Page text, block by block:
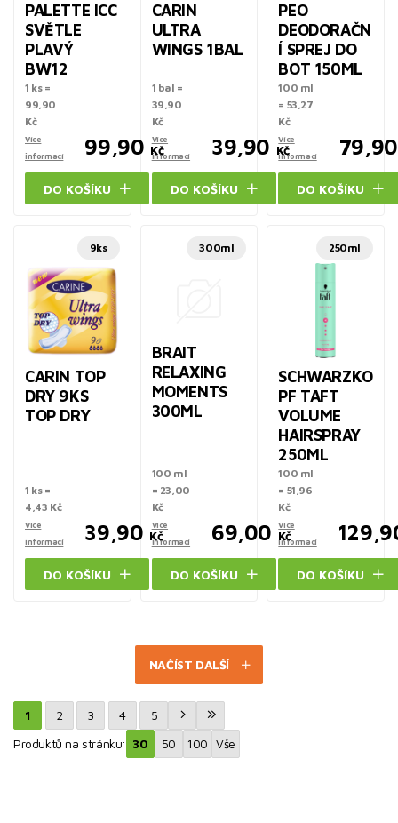
PALETTE ICC
SVĚTLE
PLAVÝ
BW12
1 ks =
99,90
Kč
Více
informací
99,90 Kč
DO KOŠÍKU
CARIN
ULTRA
WINGS 1BAL
1 bal =
39,90
Kč
Více
informací
39,90 Kč
DO KOŠÍKU
PEO
DEODORAČN
Í SPREJ DO
BOT 150ML
100 ml
= 53,27
Kč
Více
informací
79,90
DO KOŠÍKU
9ks
CARIN TOP
DRY 9KS
TOP DRY
1 ks =
4,43 Kč
Více
informací
39,90 Kč
DO KOŠÍKU
300ml
BRAIT
RELAXING
MOMENTS
300ML
100 ml
= 23,00
Kč
Více
informací
69,00 Kč
DO KOŠÍKU
250ml
SCHWARZKO
PF TAFT
VOLUME
HAIRSPRAY
250ML
100 ml
= 51,96
Kč
Více
informací
DO KOŠÍKU
NAČÍST DALŠÍ
1 2 3 4
5
Produktů na stránku: 30 50 100 Vše